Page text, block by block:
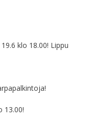
klo 18.00! Lippu
13.00!